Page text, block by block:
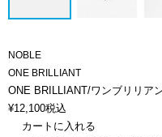
NOBLE
ONE BRILLIANT
ONE BRILLIANT/ワンブリリア
¥12,100税込
カートに入れる